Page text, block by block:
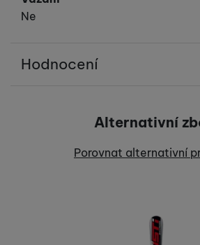
Ne
Hodnocení
Recenze
Alternativní
Porovnat alternativní